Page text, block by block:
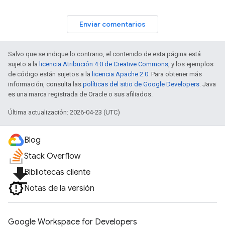
Enviar comentarios
Salvo que se indique lo contrario, el contenido de esta página está
sujeto a la licencia Atribución 4.0 de Creative Commons, y los ejemplos
de código están sujetos a la licencia Apache 2.0. Para obtener más
información, consulta las políticas del sitio de Google Developers. Java
es una marca registrada de Oracle o sus afiliados.
Última actualización: 2026-04-23 (UTC)
Blog
Stack Overflow
file_downloadBibliotecas cliente
Notas de la versión
Google Workspace for Developers